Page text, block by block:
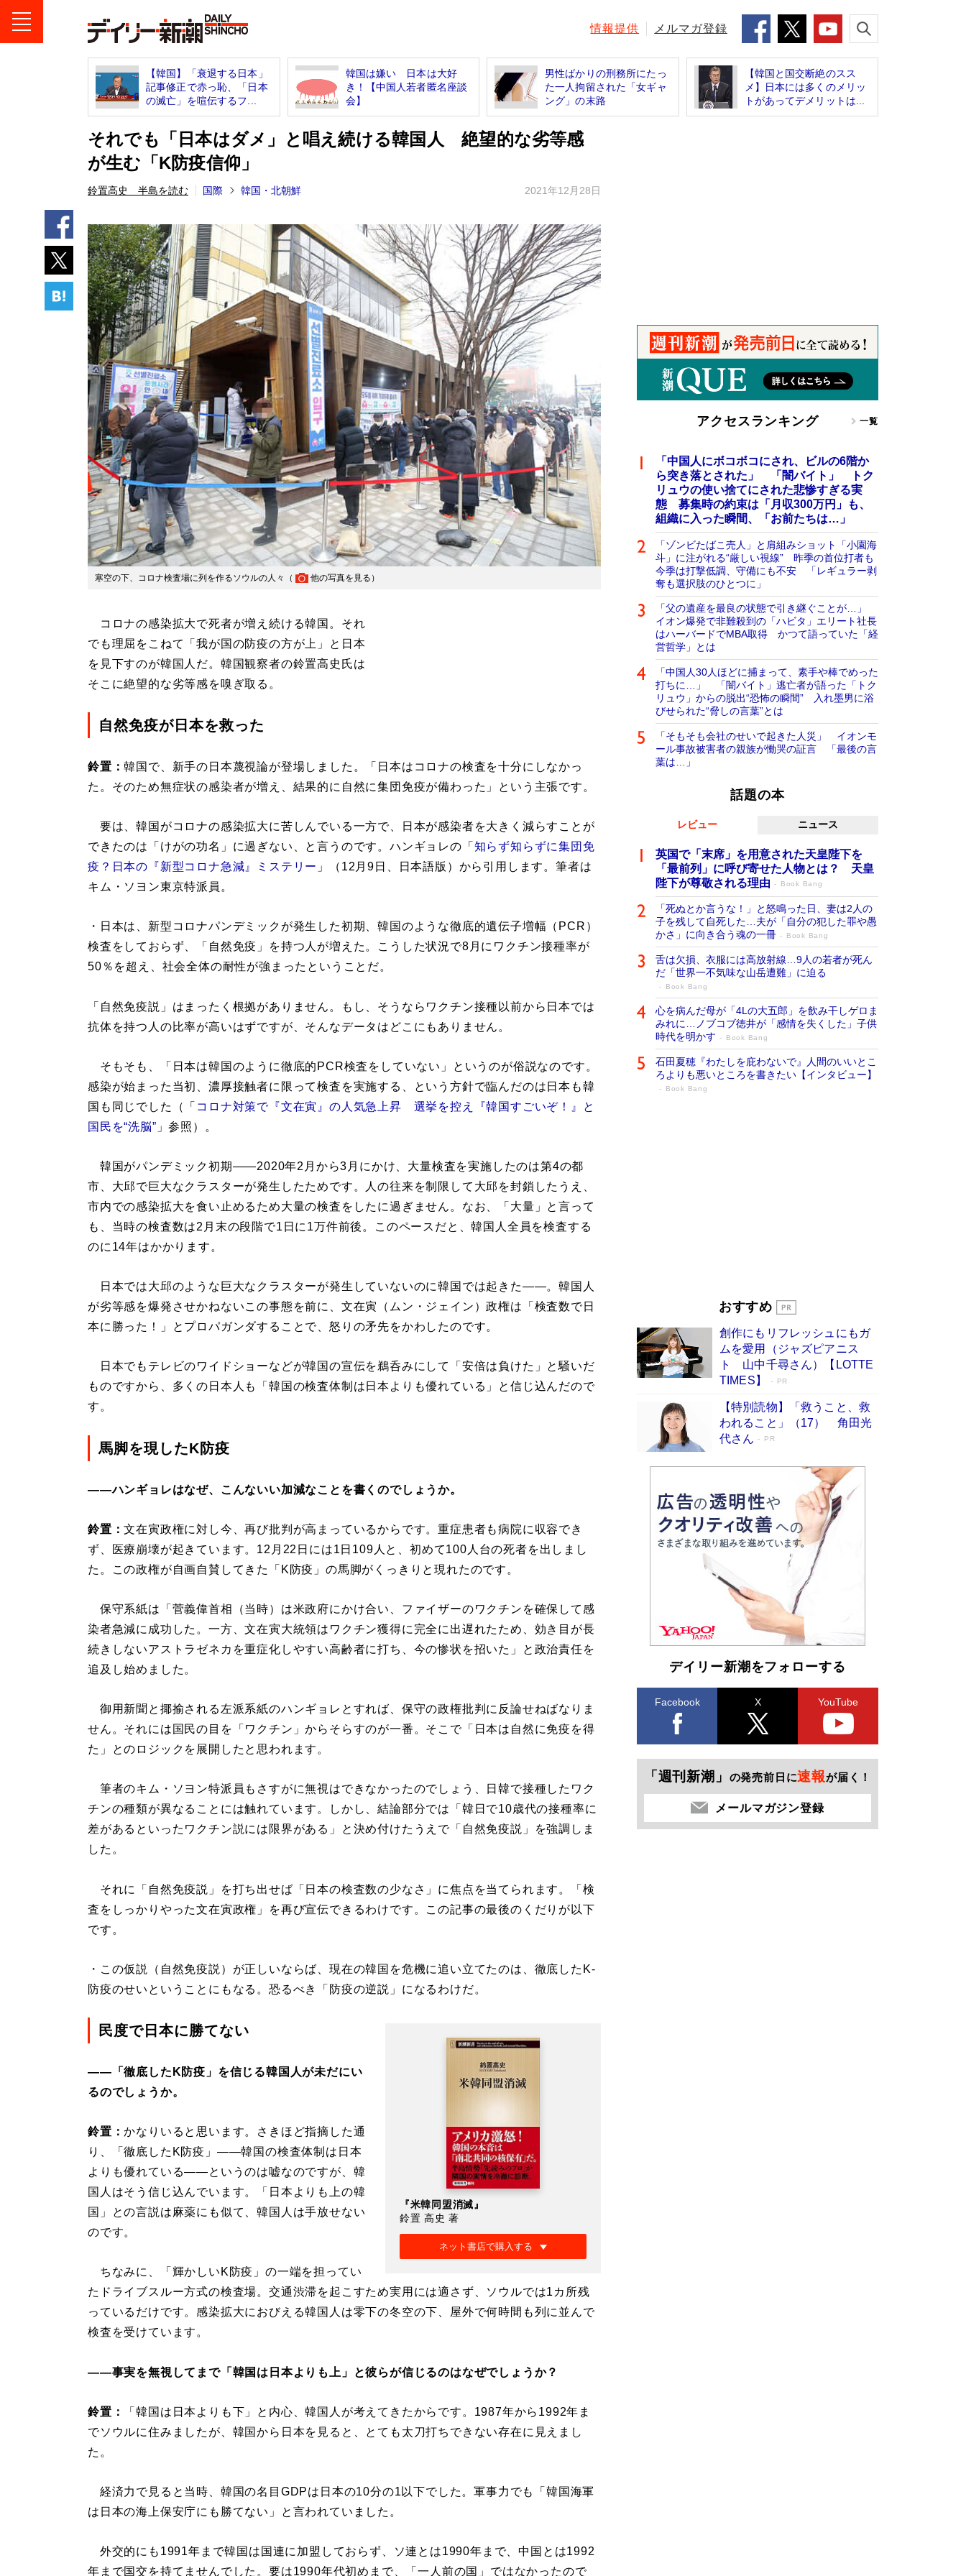
情報提供 メルマガ登録
【韓国】「衰退する日本」
記事修正で赤っ恥、「日本
の滅亡」を喧伝するフ...
韓国は嫌い 日本は大好
き！【中国人若者匿名座談
会】
男性ばかりの刑務所にたっ
た一人拘留された「女ギャ
ング」の末路
【韓国と国交断絶のスス
メ】日本には多くのメリッ
トがあってデメリットは...
それでも「日本はダメ」と唱え続ける韓国人 絶望的な劣等感
が生む「K防疫信仰」
鈴置高史 半島を読む 国際 韓国・北朝鮮 2021年12月28日
寒空の下、コロナ検査場に列を作るソウルの人々（ 他の写真を見る ）
コロナの感染拡大で死者が増え続ける韓国。それ
でも理屈をこねて「我が国の防疫の方が上」と日本
を見下すのが韓国人だ。韓国観察者の鈴置高史氏は
そこに絶望的な劣等感を嗅ぎ取る。
自然免疫が日本を救った
鈴置：韓国で、新手の日本蔑視論が登場しました。「日本はコロナの検査を十分にしなかっ
た。そのため無症状の感染者が増え、結果的に自然に集団免疫が備わった」という主張です。
要は、韓国がコロナの感染拡大に苦しんでいる一方で、日本が感染者を大きく減らすことが
できたのは「けがの功名」に過ぎない、と言うのです。ハンギョレの「 知らず知らずに集団免
疫？日本の『新型コロナ急減』ミステリー 」（12月9日、日本語版）から引用します。筆者は
キム・ソヨン東京特派員。
・日本は、新型コロナパンデミックが発生した初期、韓国のような徹底的遺伝子増幅（PCR）
検査をしておらず、「自然免疫」を持つ人が増えた。こうした状況で8月にワクチン接種率が
50％を超え、社会全体の耐性が強まったということだ。
「自然免疫説」はまったく根拠がありません。もし、そうならワクチン接種以前から日本では
抗体を持つ人の比率が高いはずですが、そんなデータはどこにもありません。
そもそも、「日本は韓国のように徹底的PCR検査をしていない」というのが俗説なのです。
感染が始まった当初、濃厚接触者に限って検査を実施する、という方針で臨んだのは日本も韓
国も同じでした（「 コロナ対策で『文在寅』の人気急上昇 選挙を控え『韓国すごいぞ！』と
国民を“洗脳” 」参照）。
韓国がパンデミック初期――2020年2月から3月にかけ、大量検査を実施したのは第4の都
市、大邱で巨大なクラスターが発生したためです。人の往来を制限して大邱を封鎖したうえ、
市内での感染拡大を食い止めるため大量の検査をしたに過ぎません。なお、「大量」と言って
も、当時の検査数は2月末の段階で1日に1万件前後。このペースだと、韓国人全員を検査する
のに14年はかかります。
日本では大邱のような巨大なクラスターが発生していないのに韓国では起きた――。韓国人
が劣等感を爆発させかねないこの事態を前に、文在寅（ムン・ジェイン）政権は「検査数で日
本に勝った！」とプロパガンダすることで、怒りの矛先をかわしたのです。
日本でもテレビのワイドショーなどが韓国の宣伝を鵜呑みにして「安倍は負けた」と騒いだ
ものですから、多くの日本人も「韓国の検査体制は日本よりも優れている」と信じ込んだので
す。
馬脚を現したK防疫
――ハンギョレはなぜ、こんないい加減なことを書くのでしょうか。
鈴置：文在寅政権に対し今、再び批判が高まっているからです。重症患者も病院に収容でき
ず、医療崩壊が起きています。12月22日には1日109人と、初めて100人台の死者を出しまし
た。この政権が自画自賛してきた「K防疫」の馬脚がくっきりと現れたのです。
保守系紙は「菅義偉首相（当時）は米政府にかけ合い、ファイザーのワクチンを確保して感
染者急減に成功した。一方、文在寅大統領はワクチン獲得に完全に出遅れたため、効き目が長
続きしないアストラゼネカを重症化しやすい高齢者に打ち、今の惨状を招いた」と政治責任を
追及し始めました。
御用新聞と揶揄される左派系紙のハンギョレとすれば、保守の政権批判に反論せねばなりま
せん。それには国民の目を「ワクチン」からそらすのが一番。そこで「日本は自然に免疫を得
た」とのロジックを展開したと思われます。
筆者のキム・ソヨン特派員もさすがに無視はできなかったのでしょう、日韓で接種したワク
チンの種類が異なることには触れています。しかし、結論部分では「韓日で10歳代の接種率に
差があるといったワクチン説には限界がある」と決め付けたうえで「自然免疫説」を強調しま
した。
それに「自然免疫説」を打ち出せば「日本の検査数の少なさ」に焦点を当てられます。「検
査をしっかりやった文在寅政権」を再び宣伝できるわけです。この記事の最後のくだりが以下
です。
・この仮説（自然免疫説）が正しいならば、現在の韓国を危機に追い立てたのは、徹底したK-
防疫のせいということにもなる。恐るべき「防疫の逆説」になるわけだ。
『米韓同盟消滅』
鈴置 高史 著
ネット書店で購入する
民度で日本に勝てない
――「徹底したK防疫」を信じる韓国人が未だにい
るのでしょうか。
鈴置：かなりいると思います。さきほど指摘した通
り、「徹底したK防疫」――韓国の検査体制は日本
よりも優れている――というのは嘘なのですが、韓
国人はそう信じ込んでいます。「日本よりも上の韓
国」との言説は麻薬にも似て、韓国人は手放せない
のです。
ちなみに、「輝かしいK防疫」の一端を担ってい
たドライブスルー方式の検査場。交通渋滞を起こすため実用には適さず、ソウルでは1カ所残
っているだけです。感染拡大におびえる韓国人は零下の冬空の下、屋外で何時間も列に並んで
検査を受けています。
――事実を無視してまで「韓国は日本よりも上」と彼らが信じるのはなぜでしょうか？
鈴置：
「韓国は日本よりも下」と内心、韓国人が考えてきたからです。1987年から1992年ま
でソウルに住みましたが、韓国から日本を見ると、とても太刀打ちできない存在に見えまし
た。
経済力で見ると当時、韓国の名目GDPは日本の10分の1以下でした。軍事力でも「韓国海軍
は日本の海上保安庁にも勝てない」と言われていました。
外交的にも1991年まで韓国は国連に加盟しておらず、ソ連とは1990年まで、中国とは1992
年まで国交を持てませんでした。要は1990年代初めまで、「一人前の国」ではなかったので
アクセスランキング 一覧
「中国人にボコボコにされ、ビルの6階か
ら突き落とされた」 「闇バイト」 トク
リュウの使い捨てにされた悲惨すぎる実
態 募集時の約束は「月収300万円」も、
組織に入った瞬間、「お前たちは…」
「ゾンビたばこ売人」と肩組みショット「小園海
斗」に注がれる“厳しい視線” 昨季の首位打者も
今季は打撃低調、守備にも不安 「レギュラー剥
奪も選択肢のひとつに」
「父の遺産を最良の状態で引き継ぐことが…」
イオン爆発で非難殺到の「ハビタ」エリート社長
はハーバードでMBA取得 かつて語っていた「経
営哲学」とは
「中国人30人ほどに捕まって、素手や棒でめった
打ちに…」 「闇バイト」逃亡者が語った「トク
リュウ」からの脱出“恐怖の瞬間” 入れ墨男に浴
びせられた“脅しの言葉”とは
「そもそも会社のせいで起きた人災」 イオンモ
ール事故被害者の親族が慟哭の証言 「最後の言
葉は…」
話題の本
レビュー ニュース
英国で「末席」を用意された天皇陛下を
「最前列」に呼び寄せた人物とは？ 天皇
陛下が尊敬される理由
Book Bang
「死ぬとか言うな！」と怒鳴った日、妻は2人の
子を残して自死した…夫が「自分の犯した罪や愚
かさ」に向き合う魂の一冊
Book Bang
舌は欠損、衣服には高放射線…9人の若者が死ん
だ「世界一不気味な山岳遭難」に迫る
Book Bang
心を病んだ母が「4Lの大五郎」を飲み干しゲロま
みれに…ノブコブ徳井が「感情を失くした」子供
時代を明かす
Book Bang
石田夏穂『わたしを庇わないで』人間のいいとこ
ろよりも悪いところを書きたい【インタビュー】
Book Bang
和田秀樹の70代、80代向け新書がベスト3を独
占 上半期1位にも選出［新書ベストセラー］
Book Bang
おすすめ
創作にもリフレッシュにもガ
ムを愛用（ジャズピアニス
ト 山中千尋さん）【LOTTE
TIMES】
PR
【特別読物】「救うこと、救
われること」（17） 角田光
代さん
PR
デイリー新潮をフォローする
Facebook X YouTube
「週刊新潮」 の発売前日に速報が届く！
メールマガジン登録